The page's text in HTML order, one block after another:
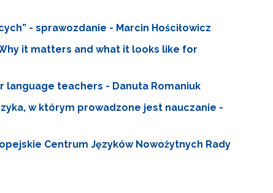
- sprawozdanie - Marcin Hościłowicz
it matters and what it looks like for
language teachers - Danuta Romaniuk
w którym prowadzone jest nauczanie -
Centrum Języków Nowożytnych Rady